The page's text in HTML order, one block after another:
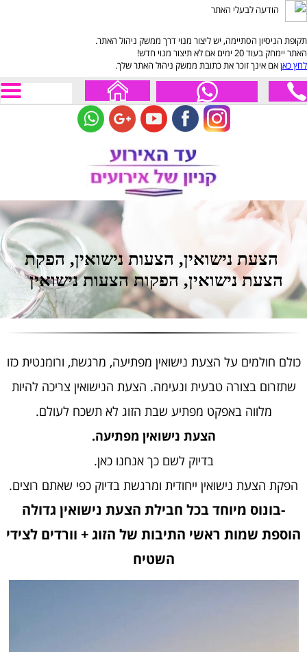
הודעה לבעלי האתר
תקופת הניסיון הסתיימה, יש ליצור מנוי דרך ממשק ניהול האתר.
האתר יימחק בעוד 20 ימים אם לא תיצור מנוי חדש!
לחץ כאןאם אינך זוכר את כתובת ממשק ניהול האתר שלך.
הצעת נישואין, הצעות נישואין, הפקת
הצעת נישואין, הפקות הצעות נישואין
כולם חולמים על הצעת נישואין מפתיעה, מרגשת, ורומנטית כזו
שתזרום בצורה טבעית ונעימה. הצעת הנישואין צריכה להיות
מלווה באפקט מפתיע שבת הזוג לא תשכח לעולם.
הצעת נישואין מפתיעה.
בדיוק לשם כך אנחנו כאן.
הפקת הצעת נישואין ייחודית ומרגשת בדיוק כפי שאתם רוצים.
-בונוס מיוחד בכל חבילת הצעת נישואין גדולה
הוספת שמות ראשי התיבות של הזוג + וורדים לצידי
השטיח